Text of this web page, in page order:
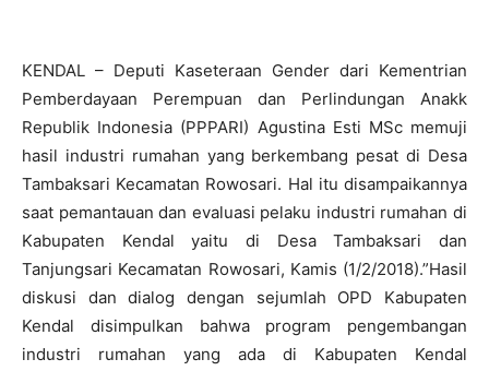
KENDAL – Deputi Kaseteraan Gender dari Kementrian
Pemberdayaan Perempuan dan Perlindungan Anakk
Republik Indonesia (PPPARI) Agustina Esti MSc memuji
hasil industri rumahan yang berkembang pesat di Desa
Tambaksari Kecamatan Rowosari. Hal itu disampaikannya
saat pemantauan dan evaluasi pelaku industri rumahan di
Kabupaten Kendal yaitu di Desa Tambaksari dan
Tanjungsari Kecamatan Rowosari, Kamis (1/2/2018).”Hasil
diskusi dan dialog dengan sejumlah OPD Kabupaten
Kendal disimpulkan bahwa program pengembangan
industri rumahan yang ada di Kabupaten Kendal